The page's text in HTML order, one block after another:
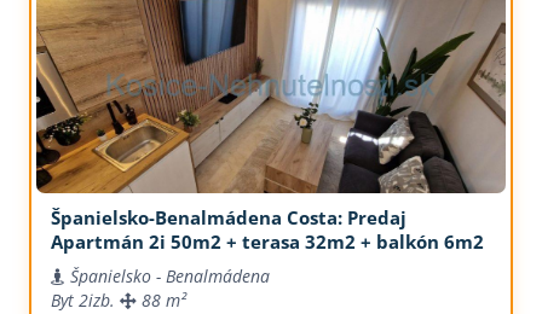
Španielsko-Benalmádena Costa: Predaj
Apartmán 2i 50m2 + terasa 32m2 + balkón 6m2
Španielsko - Benalmádena
Byt 2izb. 88 m²